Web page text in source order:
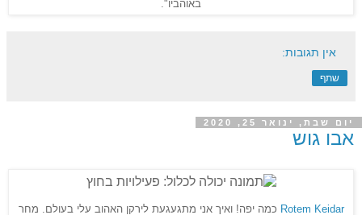
באוהביו".
אין תגובות:
שתף
יום שבת, ינואר 25, 2020
אבו גוש
Rotem Keidar כמה יפה! ואיך אני מתגעגעת לירקן האהוב עלי בעולם. מחר